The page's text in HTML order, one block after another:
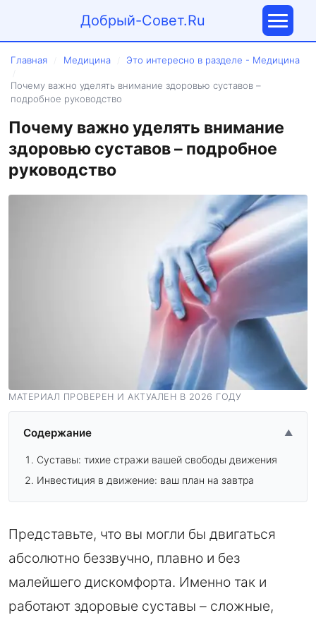
Добрый-Совет.Ru
Главная Медицина Это интересно в разделе - Медицина
Почему важно уделять внимание здоровью суставов –
подробное руководство
Почему важно уделять внимание
здоровью суставов – подробное
руководство
МАТЕРИАЛ ПРОВЕРЕН И АКТУАЛЕН В 2026 ГОДУ
Содержание ▲
Суставы: тихие стражи вашей свободы движения
Инвестиция в движение: ваш план на завтра
Представьте, что вы могли бы двигаться
абсолютно беззвучно, плавно и без
малейшего дискомфорта. Именно так и
работают здоровые суставы – сложные,